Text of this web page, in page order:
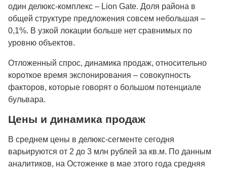
один делюкс-комплекс – Lion Gate. Доля района в
общей структуре предложения совсем небольшая –
0,1%. В узкой локации больше нет сравнимых по
уровню объектов.
Отложенный спрос, динамика продаж, относительно
короткое время экспонирования – совокупность
факторов, которые говорят о большом потенциале
бульвара.
Цены и динамика продаж
В среднем цены в делюкс-сегменте сегодня
варьируются от 2 до 3 млн рублей за кв.м. По данным
аналитиков, на Остоженке в мае этого года средняя